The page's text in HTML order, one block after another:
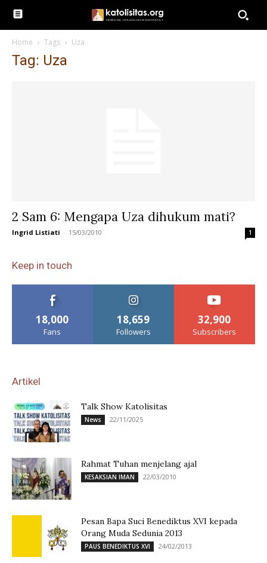
Home Tags Uza
Tag: Uza
2 Sam 6: Mengapa Uza dihukum mati?
Ingrid Listiati - 15/03/2010 1
Keep in touch
18,000
Fans
18,659
Followers
32,900
Subscribers
Artikel
Talk Show Katolisitas
News 22/11/2025
Rahmat Tuhan menjelang ajal
KESAKSIAN IMAN 22/03/2010
Pesan Bapa Suci Benediktus XVI kepada
Orang Muda Sedunia 2013
PAUS BENEDIKTUS XVI 24/02/2013